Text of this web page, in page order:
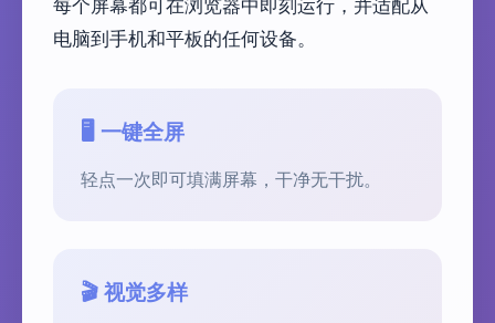
每个屏幕都可在浏览器中即刻运行，并适配从
电脑到手机和平板的任何设备。
🖥️ 一键全屏
轻点一次即可填满屏幕，干净无干扰。
🎬 视觉多样